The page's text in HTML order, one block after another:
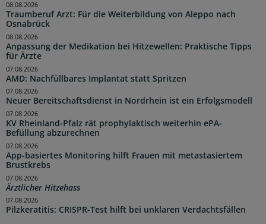
Traumberuf Arzt: Für die Weiterbildung von Aleppo nach
Osnabrück
08.08.2026
Anpassung der Medikation bei Hitzewellen: Praktische Tipps
für Ärzte
08.08.2026
AMD: Nachfüllbares Implantat statt Spritzen
07.08.2026
Neuer Bereitschaftsdienst in Nordrhein ist ein Erfolgsmodell
07.08.2026
KV Rheinland-Pfalz rät prophylaktisch weiterhin ePA-
Befüllung abzurechnen
07.08.2026
App-basiertes Monitoring hilft Frauen mit metastasiertem
Brustkrebs
07.08.2026
Ärztlicher Hitzehass
07.08.2026
Pilzkeratitis: CRISPR-Test hilft bei unklaren Verdachtsfällen
07.08.2026